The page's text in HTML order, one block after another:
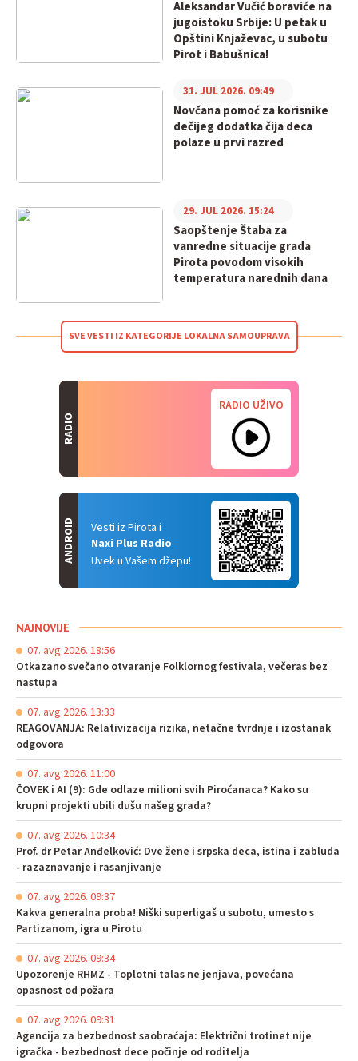
Aleksandar Vučić boraviće na
jugoistoku Srbije: U petak u
Opštini Knjaževac, u subotu
Pirot i Babušnica!
Novčana pomoć za korisnike
dečijeg dodatka čija deca
polaze u prvi razred
31. JUL 2026. 09:49
Saopštenje Štaba za
vanredne situacije grada
Pirota povodom visokih
temperatura narednih dana
29. JUL 2026. 15:24
SVE VESTI IZ KATEGORIJE LOKALNA SAMOUPRAVA
RADIO
RADIO UŽIVO
Vesti iz Pirota i
Naxi Plus Radio
Uvek u Vašem džepu!
ANDROID
NAJNOVIJE
07. avg 2026. 18:56
Otkazano svečano otvaranje Folklornog festivala, večeras bez
nastupa
07. avg 2026. 13:33
REAGOVANJA: Relativizacija rizika, netačne tvrdnje i izostanak
odgovora
07. avg 2026. 11:00
ČOVEK i AI (9): Gde odlaze milioni svih Piroćanaca? Kako su
krupni projekti ubili dušu našeg grada?
07. avg 2026. 10:34
Prof. dr Petar Anđelković: Dve žene i srpska deca, istina i zabluda
- razaznavanje i rasanjivanje
07. avg 2026. 09:37
Kakva generalna proba! Niški superligaš u subotu, umesto s
Partizanom, igra u Pirotu
07. avg 2026. 09:34
Upozorenje RHMZ - Toplotni talas ne jenjava, povećana
opasnost od požara
07. avg 2026. 09:31
Agencija za bezbednost saobraćaja: Električni trotinet nije
igračka - bezbednost dece počinje od roditelja